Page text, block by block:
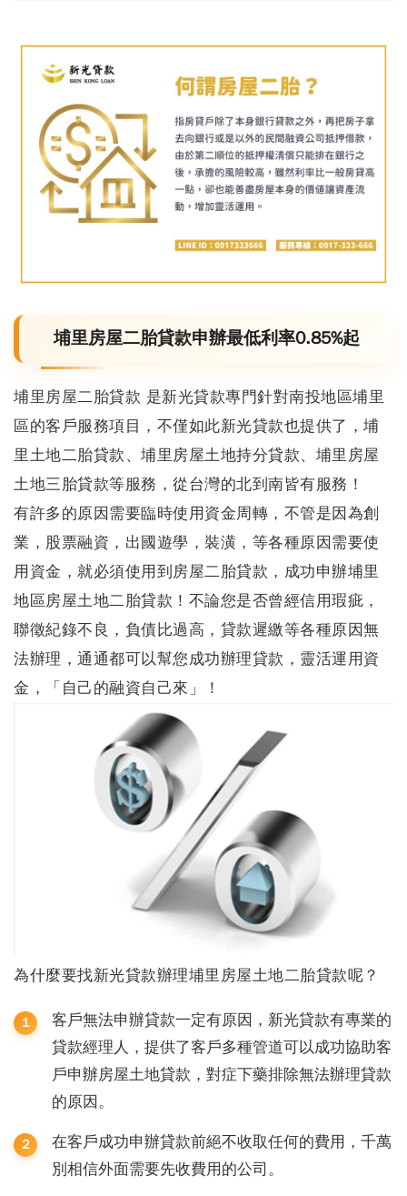
埔里房屋二胎貸款申辦最低利率0.85%起
埔里房屋二胎貸款 是新光貸款專門針對南投地區埔里
區的客戶服務項目，不僅如此新光貸款也提供了， 埔
里土地二胎貸款、 埔里房屋土地持分貸款、 埔里房屋
土地三胎貸款等服務，從台灣的北到南皆有服務！
有許多的原因需要臨時使用資金周轉，不管是因為創
業，股票融資，出國遊學，裝潢，等各種原因需要使
用資金，就必須使用到房屋二胎貸款，成功申辦埔里
地區房屋土地二胎貸款 ！不論您是否曾經信用瑕疵，
聯徵紀錄不良，負債比過高，貸款遲繳等各種原因無
法辦理，通通都可以幫您成功辦理貸款，靈活運用資
金，「自己的融資自己來」！
為什麼要找新光貸款辦理埔里房屋土地二胎貸款呢？
客戶無法申辦貸款一定有原因，新光貸款有專業的
貸款經理人，提供了客戶多種管道可以成功協助客
戶申辦房屋土地貸款，對症下藥排除無法辦理貸款
的原因。
在客戶成功申辦貸款前絕不收取任何的費用，千萬
別相信外面需要先收費用的公司。